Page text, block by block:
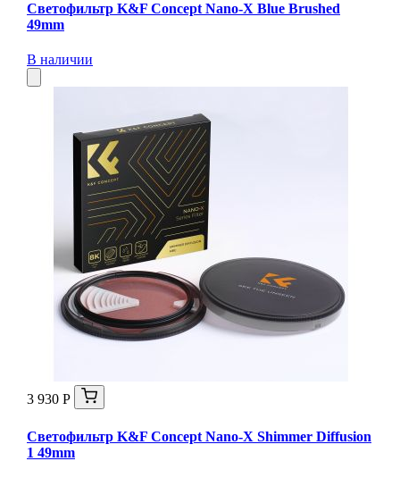
Светофильтр K&F Concept Nano-X Blue Brushed
49mm
В наличии
3 930 Р
Светофильтр K&F Concept Nano-X Shimmer Diffusion
1 49mm